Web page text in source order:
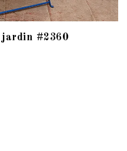
jardin #2360